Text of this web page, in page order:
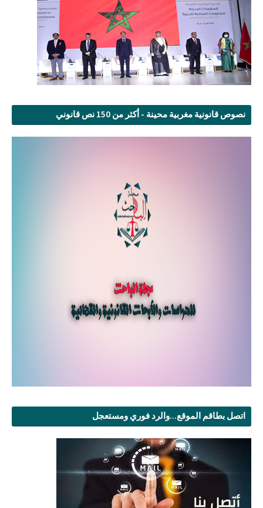
نصوص قانونية مغربية محينة - أكثر من 150 نص قانوني
اتصل بطاقم الموقع...والرد فوري ومستعجل